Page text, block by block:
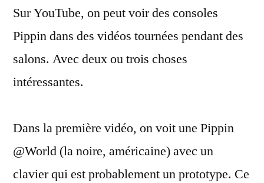
de
Pippin
qui
et
Sur YouTube, on peut voir des consoles
Pippin dans des vidéos tournées pendant des
salons. Avec deux ou trois choses
intéressantes.
Dans la première vidéo, on voit une Pippin
@World (la noire, américaine) avec un
clavier qui est probablement un prototype. Ce